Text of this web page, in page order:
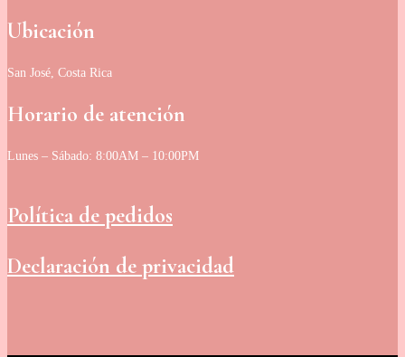
Ubicación
San José, Costa Rica
Horario de atención
Lunes – Sábado: 8:00AM – 10:00PM
Política de pedidos
Declaración de privacidad